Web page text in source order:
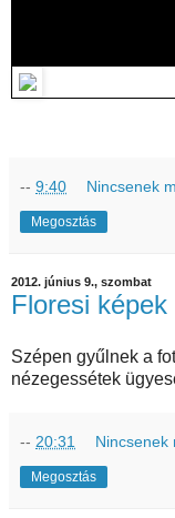
-- 9:40 Nincsenek
Megosztás
2012. június 9., szombat
Floresi képek
Szépen gyűlnek a
nézegessétek
-- 20:31 Nincsenek
Megosztás